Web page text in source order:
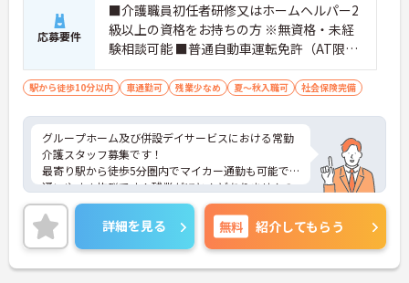
応募要件
■介護職員初任者研修又はホームヘルパー2
級以上の資格をお持ちの方 ※無資格・未経
験相談可能 ■普通自動車運転免許（AT限定
可）
駅から徒歩10分以内 車通勤可 残業少なめ 夏～秋入職可 社会保険完備
グループホーム及び併設デイサービスにおける常勤
介護スタッフ募集です！
最寄り駅から徒歩5分圏内でマイカー通勤も可能で
通いやすさ抜群です！残業がほとんどありませんの
でお仕事のあとの予定もたてやすい！
ご興味ある方には、面接のポイントなど、さらに詳
細をお話致しますのでお気軽にご相談ください。
詳細を見る 無料 紹介してもらう